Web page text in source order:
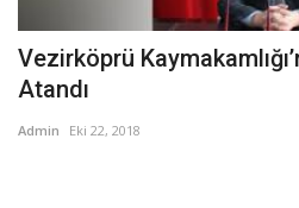
Vezirköprü
Atandı
Admin Eki 22, 2018